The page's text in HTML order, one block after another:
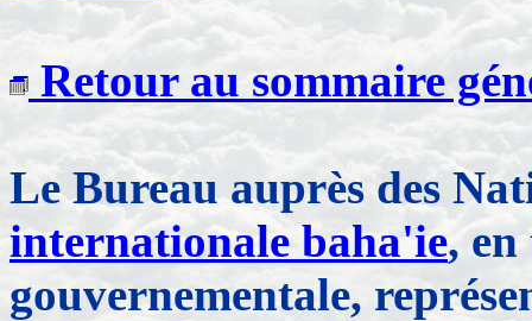
Retour au sommaire
Le Bureau auprès des
internationale baha'ie,
gouvernementale,